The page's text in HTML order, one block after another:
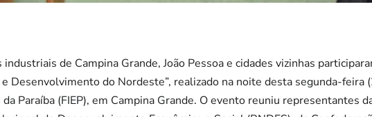
de Campina Grande, João Pessoa e cidades vizinhas
Desenvolvimento do Nordeste”, realizado na noite desta segunda-feira
Paraíba (FIEP), em Campina Grande. O evento reuniu representantes